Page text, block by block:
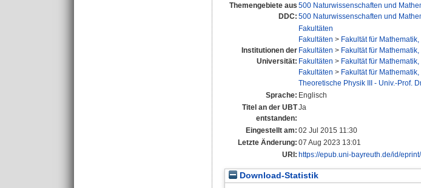
Themengebiete aus
DDC:
500 Naturwissenschaften und
500 Naturwissenschaften und
Institutionen der
Universität:
Fakultäten
Fakultäten > Fakultät für
Fakultäten > Fakultät für
Fakultäten > Fakultät für
Fakultäten > Fakultät für
Theoretische Physik III - Univ.-Prof.
Sprache: Englisch
Titel an der UBT
entstanden:
Ja
Eingestellt am: 02 Jul 2015 11:30
Letzte Änderung: 07 Aug 2023 13:01
URI: https://epub.uni-bayreuth.de/id/
Download-Statistik